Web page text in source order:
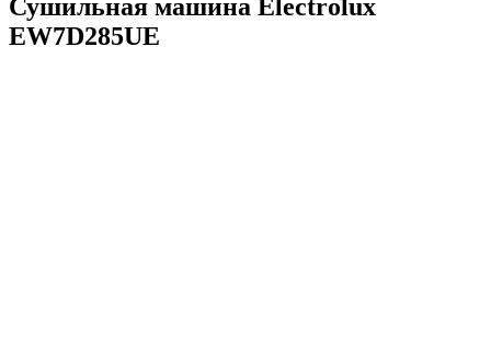
Сушильная машина Electrolux
EW7D285UE